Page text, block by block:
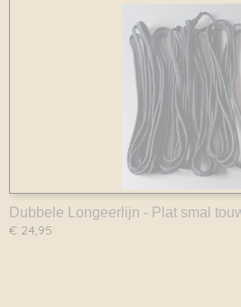
Dubbele Longeerlijn - Plat smal
€ 24,95